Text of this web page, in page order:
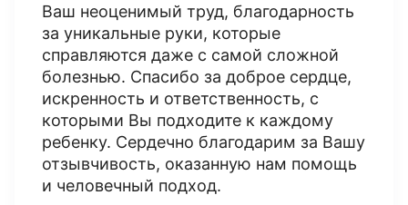
Ваш неоценимый труд, благодарность
за уникальные руки, которые
справляются даже с самой сложной
болезнью. Спасибо за доброе сердце,
искренность и ответственность, с
которыми Вы подходите к каждому
ребенку. Сердечно благодарим за Вашу
отзывчивость, оказанную нам помощь
и человечный подход.